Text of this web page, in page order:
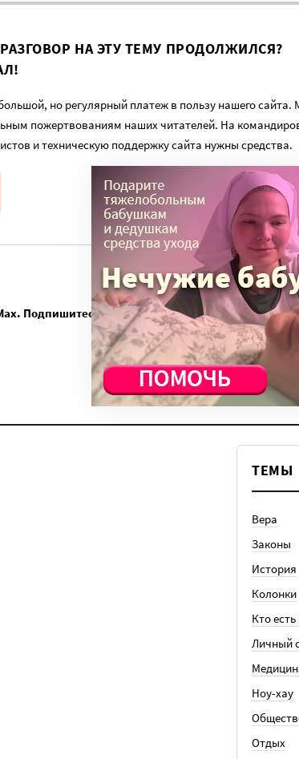
НА ЭТУ ТЕМУ ПРОДОЛЖИЛСЯ?
но регулярный платеж в пользу нашего сайта.
пожертвованиям наших читателей. На
и техническую поддержку сайта нужны средства.
Подпишитесь
ТЕМЫ
Вера
Законы
История
Колонки
Кто есть
Личный
Ноу-хау
Отдых